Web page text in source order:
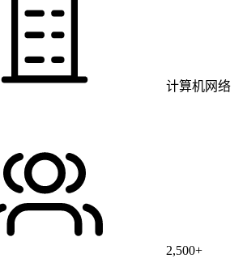
计算机网络
2,500+